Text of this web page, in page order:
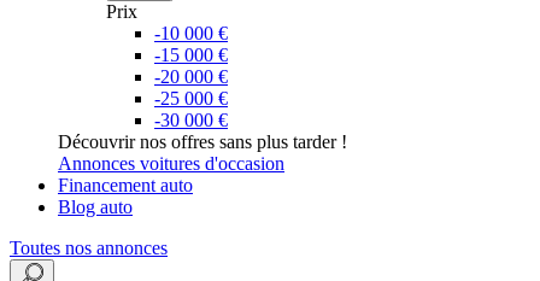
Prix
-10 000 €
-15 000 €
-20 000 €
-25 000 €
-30 000 €
Découvrir nos offres sans plus tarder !
Annonces voitures d'occasion
Financement auto
Blog auto
Toutes nos annonces